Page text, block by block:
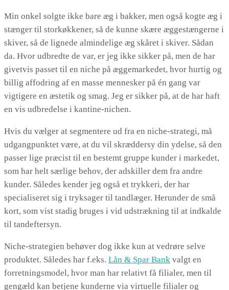
Min onkel solgte ikke bare æg i bakker, men også kogte æg i
stænger til storkøkkener, så de kunne skære æggestængerne i
skiver, så de lignede almindelige æg skåret i skiver. Sådan
da. Hvor udbredte de var, er jeg ikke sikker på, men de har
givetvis passet til en niche på æggemarkedet, hvor hurtig og
billig affodring af en masse mennesker på én gang var
vigtigere en æstetik og smag. Jeg er sikker på, at de har haft
en vis udbredelse i kantine-nichen.
Hvis du vælger at segmentere ud fra en niche-strategi, må
udgangpunktet være, at du vil skræddersy din ydelse, så den
passer lige præcist til en bestemt gruppe kunder i markedet,
som har helt særlige behov, der adskiller dem fra andre
kunder. Således kender jeg også et trykkeri, der har
specialiseret sig i tryksager til tandlæger. Herunder de små
kort, som vist stadig bruges i vid udstrækning til at indkalde
til tandeftersyn.
Niche-strategien behøver dog ikke kun at vedrøre selve
produktet. Således har f.eks. Lån & Spar Bank valgt en
forretningsmodel, hvor man har relativt få filialer, men til
gengæld kan betjene kunderne via virtuelle filialer og